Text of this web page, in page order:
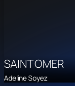
SAINT OMER
Adeline Soyez